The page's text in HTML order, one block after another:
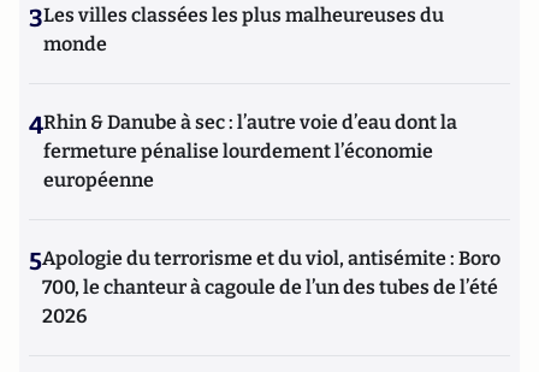
3Les villes classées les plus malheureuses du
monde
4Rhin & Danube à sec : l’autre voie d’eau dont la
fermeture pénalise lourdement l’économie
européenne
5Apologie du terrorisme et du viol, antisémite : Boro
700, le chanteur à cagoule de l’un des tubes de l’été
2026